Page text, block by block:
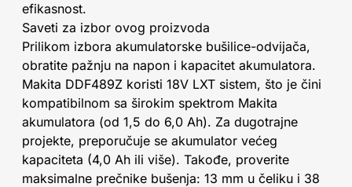
efikasnost.
Saveti za izbor ovog proizvoda
Prilikom izbora akumulatorske bušilice-odvijača,
obratite pažnju na napon i kapacitet akumulatora.
Makita DDF489Z koristi 18V LXT sistem, što je čini
kompatibilnom sa širokim spektrom Makita
akumulatora (od 1,5 do 6,0 Ah). Za dugotrajne
projekte, preporučuje se akumulator većeg
kapaciteta (4,0 Ah ili više). Takođe, proverite
maksimalne prečnike bušenja: 13 mm u čeliku i 38